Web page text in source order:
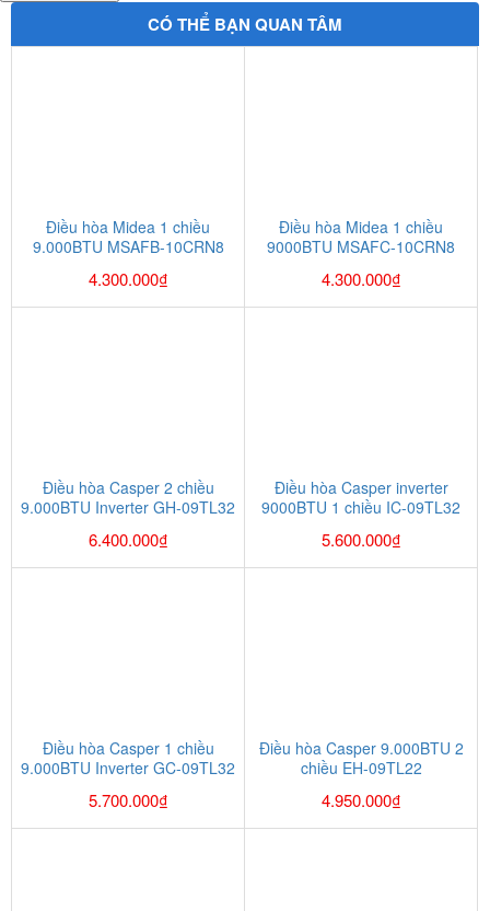
CÓ THỂ BẠN QUAN TÂM
Điều hòa Midea 1 chiều
9.000BTU MSAFB-10CRN8
4.300.000₫
Điều hòa Midea 1 chiều
9000BTU MSAFC-10CRN8
4.300.000₫
Điều hòa Casper 2 chiều
9.000BTU Inverter GH-09TL32
6.400.000₫
Điều hòa Casper inverter
9000BTU 1 chiều IC-09TL32
5.600.000₫
Điều hòa Casper 1 chiều
9.000BTU Inverter GC-09TL32
5.700.000₫
Điều hòa Casper 9.000BTU 2
chiều EH-09TL22
4.950.000₫